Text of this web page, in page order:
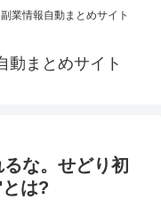
業情報自動まとめサイト
動まとめサイト
るな。せどり初
は?